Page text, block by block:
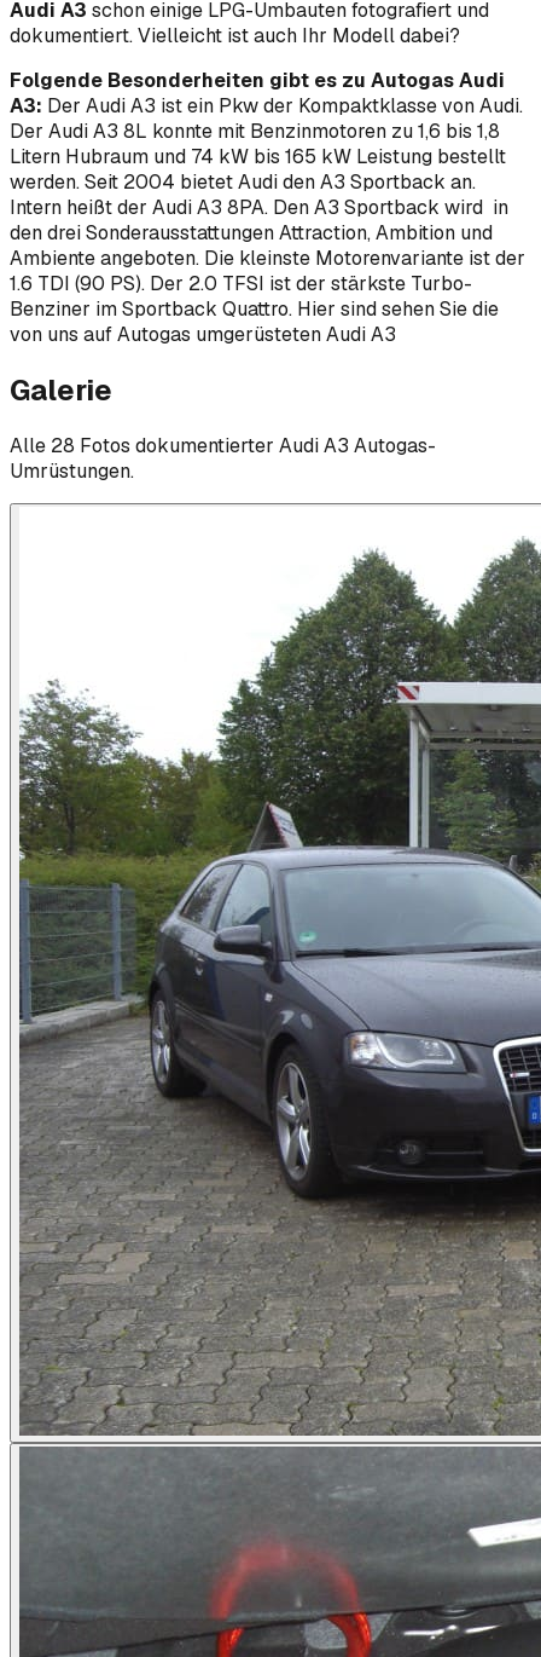
Audi A3 schon einige LPG-Umbauten fotografiert und
dokumentiert. Vielleicht ist auch Ihr Modell dabei?
Folgende Besonderheiten gibt es zu Autogas Audi
A3: Der Audi A3 ist ein Pkw der Kompaktklasse von Audi.
Der Audi A3 8L konnte mit Benzinmotoren zu 1,6 bis 1,8
Litern Hubraum und 74 kW bis 165 kW Leistung bestellt
werden. Seit 2004 bietet Audi den A3 Sportback an.
Intern heißt der Audi A3 8PA. Den A3 Sportback wird in
den drei Sonderausstattungen Attraction, Ambition und
Ambiente angeboten. Die kleinste Motorenvariante ist der
1.6 TDI (90 PS). Der 2.0 TFSI ist der stärkste Turbo-
Benziner im Sportback Quattro. Hier sind sehen Sie die
von uns auf Autogas umgerüsteten Audi A3
Galerie
Alle 28 Fotos dokumentierter AudiA3 Autogas-
Umrüstungen.